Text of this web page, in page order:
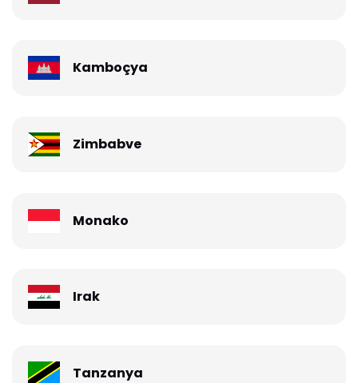
Kamboçya
Zimbabve
Monako
Irak
Tanzanya